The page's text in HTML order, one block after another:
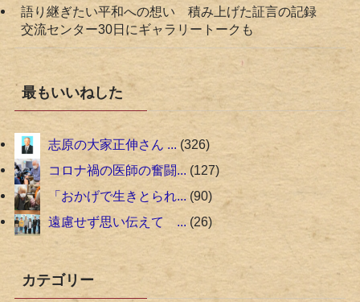
語り継ぎたい平和への想い 積み上げた証言の記録
交流センター30日にギャラリートークも
最もいいねした
志原の大家正伸さん ... 326
コロナ禍の医師の奮闘... 127
「おかげで生きとられ... 90
遠慮せず思い伝えて ... 26
カテゴリー